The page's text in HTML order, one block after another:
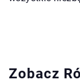
Zobacz